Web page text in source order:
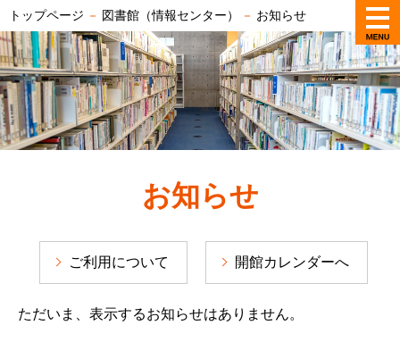
トップページ － 図書館（情報センター） － お知らせ
お知らせ
ご利用について 開館カレンダーへ
ただいま、表示するお知らせはありません。